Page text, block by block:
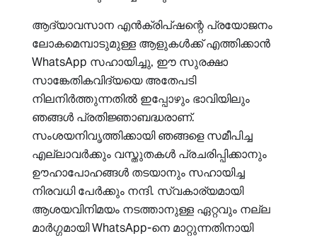
ആദ്യാവസാന എൻ‌ക്രിപ്ഷന്റെ പ്രയോജനം
ലോകമെമ്പാടുമുള്ള ആളുകൾക്ക് എത്തിക്കാൻ
WhatsApp സഹായിച്ചു, ഈ സുരക്ഷാ
സാങ്കേതികവിദ്യയെ അതേപടി
നിലനിർത്തുന്നതിൽ ഇപ്പോഴും ഭാവിയിലും
ഞങ്ങൾ പ്രതിജ്ഞാബദ്ധരാണ്.
സംശയനിവൃത്തിക്കായി ഞങ്ങളെ സമീപിച്ച
എല്ലാവർക്കും വസ്തുതകൾ പ്രചരിപ്പിക്കാനും
ഊഹാപോഹങ്ങൾ തടയാനും സഹായിച്ച
നിരവധി പേർക്കും നന്ദി. സ്വകാര്യമായി
ആശയവിനിമയം നടത്താനുള്ള ഏറ്റവും നല്ല
മാർഗ്ഗമായി WhatsApp-നെ മാറ്റുന്നതിനായി